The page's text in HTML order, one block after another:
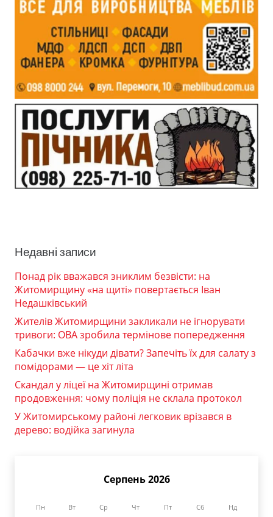
Недавні записи
Понад рік вважався зниклим безвісти: на
Житомирщину «на щиті» повертається Іван
Недашківський
Жителів Житомирщини закликали не ігнорувати
тривоги: ОВА зробила термінове попередження
Кабачки вже нікуди дівати? Запечіть їх для салату з
помідорами — це хіт літа
Скандал у ліцеї на Житомирщині отримав
продовження: чому поліція не склала протокол
У Житомирському районі легковик врізався в
дерево: водійка загинула
Серпень 2026
Пн Вт Ср Чт Пт Сб Нд